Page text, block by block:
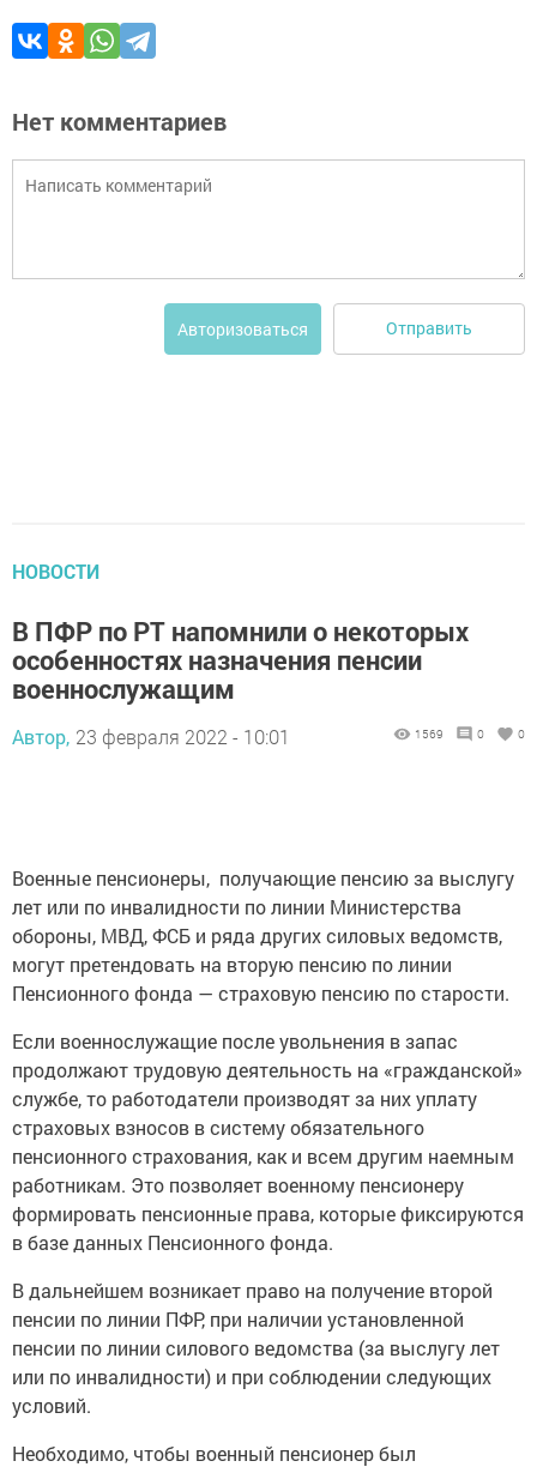
Нет комментариев
Авторизоваться Отправить
НОВОСТИ
В ПФР по РТ напомнили о некоторых
особенностях назначения пенсии
военнослужащим
Автор, 23 февраля 2022 - 10:01 1569 0 0
Военные пенсионеры, получающие пенсию за выслугу
лет или по инвалидности по линии Министерства
обороны, МВД, ФСБ и ряда других силовых ведомств,
могут претендовать на вторую пенсию по линии
Пенсионного фонда — страховую пенсию по старости.
Если военнослужащие после увольнения в запас
продолжают трудовую деятельность на «гражданской»
службе, то работодатели производят за них уплату
страховых взносов в систему обязательного
пенсионного страхования, как и всем другим наемным
работникам. Это позволяет военному пенсионеру
формировать пенсионные права, которые фиксируются
в базе данных Пенсионного фонда.
В дальнейшем возникает право на получение второй
пенсии по линии ПФР, при наличии установленной
пенсии по линии силового ведомства (за выслугу лет
или по инвалидности) и при соблюдении следующих
условий.
Необходимо, чтобы военный пенсионер был